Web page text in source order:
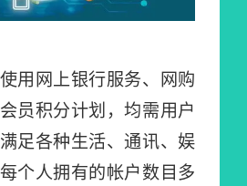
用网上银行服务、网购
员积分计划，均需用户
足各种生活、通讯、娱
个人拥有的帐户数目多